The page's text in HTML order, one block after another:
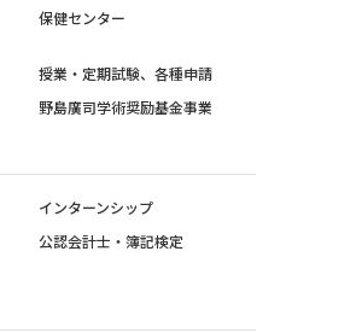
保健センター
授業・定期試験、各種申請
野島廣司学術奨励基金事業
インターンシップ
公認会計士・簿記検定